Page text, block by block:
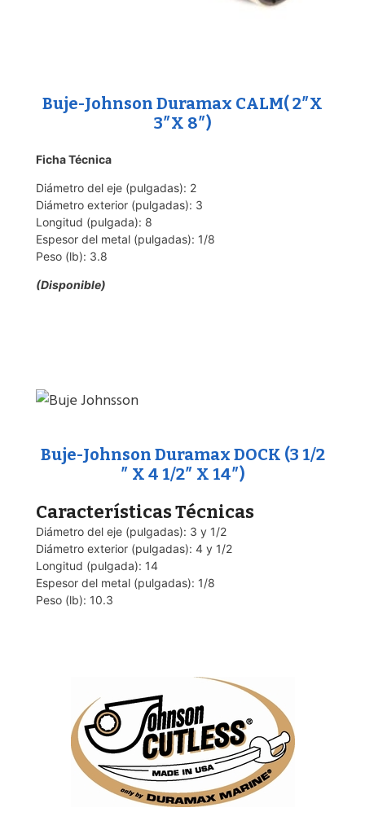
Buje-Johnson Duramax CALM( 2″X
3″X 8″)
Ficha Técnica
Diámetro del eje (pulgadas): 2
Diámetro exterior (pulgadas): 3
Longitud (pulgada): 8
Espesor del metal (pulgadas): 1/8
Peso (lb): 3.8
(Disponible)
Buje-Johnson Duramax DOCK (3 1/2
″ X 4 1/2″ X 14″)
Características Técnicas
Diámetro del eje (pulgadas): 3 y 1/2
Diámetro exterior (pulgadas): 4 y 1/2
Longitud (pulgada): 14
Espesor del metal (pulgadas): 1/8
Peso (lb): 10.3